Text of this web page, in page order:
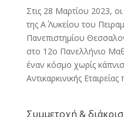
Στις 28 Μαρτίου 2023,
της Α΄ Λυκείου του
Πανεπιστημίου
στο 12ο Πανελλήνιο
έναν κόσμο χωρίς
Αντικαρκινικής Εταιρείας
Συμμετοχή &